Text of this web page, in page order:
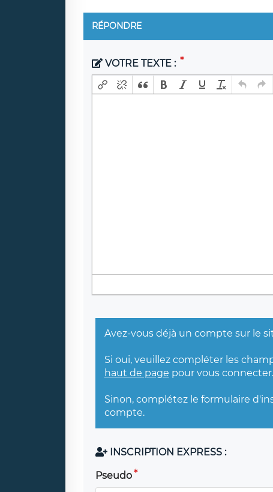
RÉPONDRE
VOTRE TEXTE :
Avez-vous déjà un compte sur le
Si oui, veuillez compléter les
haut de page pour vous connecter.
Sinon, complétez le formulaire
compte.
INSCRIPTION EXPRESS :
Pseudo